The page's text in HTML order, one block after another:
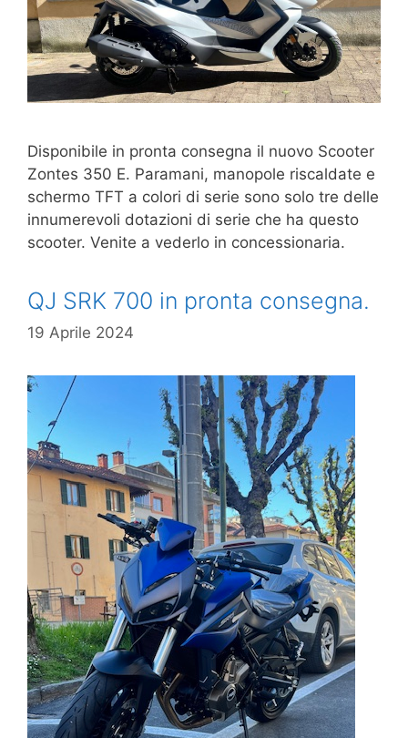
Disponibile in pronta consegna il nuovo Scooter
Zontes 350 E. Paramani, manopole riscaldate e
schermo TFT a colori di serie sono solo tre delle
innumerevoli dotazioni di serie che ha questo
scooter. Venite a vederlo in concessionaria.
QJ SRK 700 in pronta consegna.
19 Aprile 2024